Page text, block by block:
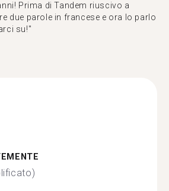
Prima di Tandem riuscivo a
due parole in francese e ora lo parlo
su!"